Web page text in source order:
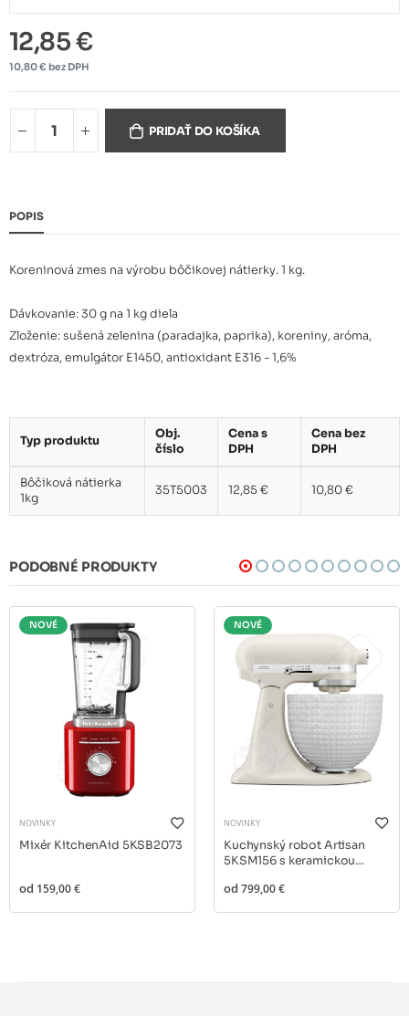
12,85 €
10,80 € bez DPH
PRIDAŤ DO KOŠÍKA
POPIS
Koreninová zmes na výrobu bôčikovej nátierky. 1 kg.
Dávkovanie: 30 g na 1 kg diela
Zloženie: sušená zelenina (paradajka, paprika), koreniny, aróma,
dextróza, emulgátor E1450, antioxidant E316 - 1,6%
Typ produktu
Obj.
číslo
Cena s
DPH
Cena bez
DPH
Bôčiková nátierka
1kg
35T5003 12,85 € 10,80 €
PODOBNÉ PRODUKTY
NOVÉ
NOVINKY
Mixér KitchenAid 5KSB2073
od 159,00 €
NOVÉ
NOVINKY
Kuchynský robot Artisan
5KSM156 s keramickou
od 799,00 €